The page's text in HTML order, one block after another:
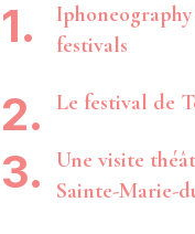
festivals
Le festival de
Une visite
Sainte-Marie-